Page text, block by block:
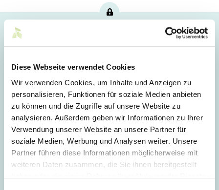
Diese Webseite verwendet Cookies
Wir verwenden Cookies, um Inhalte und Anzeigen zu
personalisieren, Funktionen für soziale Medien anbieten
zu können und die Zugriffe auf unsere Website zu
analysieren. Außerdem geben wir Informationen zu Ihrer
Verwendung unserer Website an unsere Partner für
soziale Medien, Werbung und Analysen weiter. Unsere
Partner führen diese Informationen möglicherweise mit
weiteren Daten zusammen, die Sie ihnen bereitgestellt
des Arbeitszeitgesetzes vorgelegt.
Login
Passwort